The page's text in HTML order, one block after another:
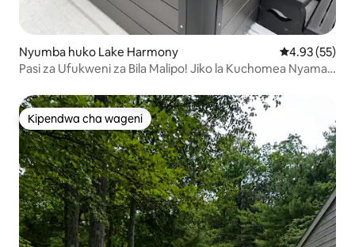
Nyumba huko Lake Harmony Ukadiriaji wa
4.93 (55)
Pasi za Ufukweni za Bila Malipo! Jiko la Kuchomea Nyama-
Kipendwa cha wageni
Kipendwa cha wageni